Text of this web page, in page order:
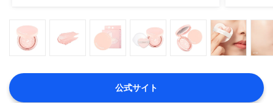
公式サイト